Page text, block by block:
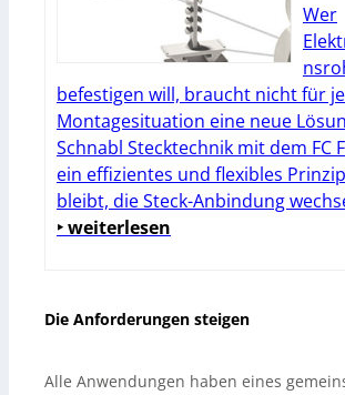
Wer
befestigen will, braucht nicht für
Montagesituation eine neue
Schnabl Stecktechnik mit dem FC
ein effizientes und flexibles
bleibt, die Steck-Anbindung
‣ weiterlesen
Die Anforderungen steigen
Alle Anwendungen haben eines